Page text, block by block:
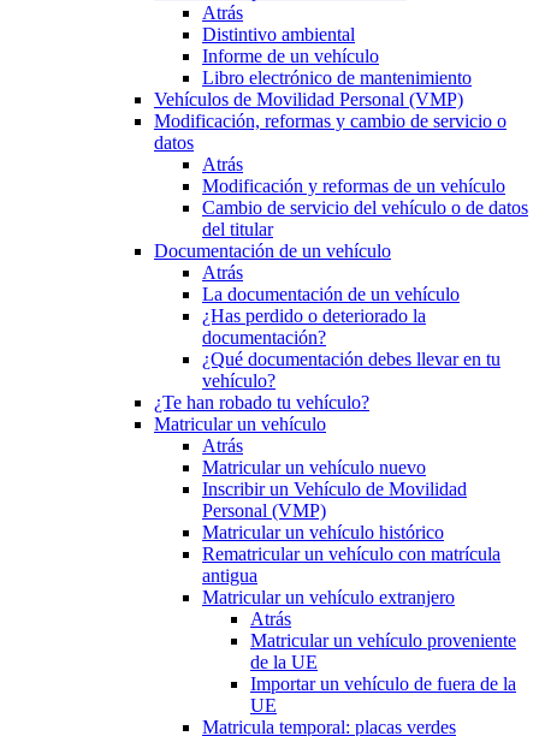
Atrás
Distintivo ambiental
Informe de un vehículo
Libro electrónico de mantenimiento
Vehículos de Movilidad Personal (VMP)
Modificación, reformas y cambio de servicio o
datos
Atrás
Modificación y reformas de un vehículo
Cambio de servicio del vehículo o de datos
del titular
Documentación de un vehículo
Atrás
La documentación de un vehículo
¿Has perdido o deteriorado la
documentación?
¿Qué documentación debes llevar en tu
vehículo?
¿Te han robado tu vehículo?
Matricular un vehículo
Atrás
Matricular un vehículo nuevo
Inscribir un Vehículo de Movilidad
Personal (VMP)
Matricular un vehículo histórico
Rematricular un vehículo con matrícula
antigua
Matricular un vehículo extranjero
Atrás
Matricular un vehículo proveniente
de la UE
Importar un vehículo de fuera de la
UE
Matricula temporal: placas verdes